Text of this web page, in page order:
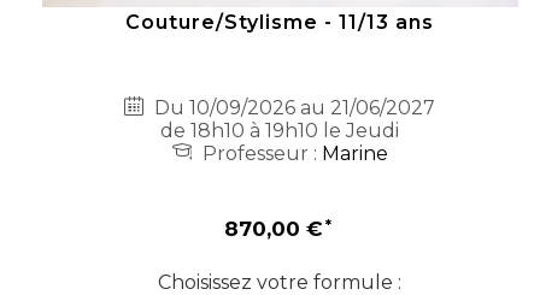
Couture/Stylisme - 11/13 ans
Du 10/09/2026 au 21/06/2027
de 18h10 à 19h10 le Jeudi
Professeur : Marine
870,00 €
Choisissez votre formule :